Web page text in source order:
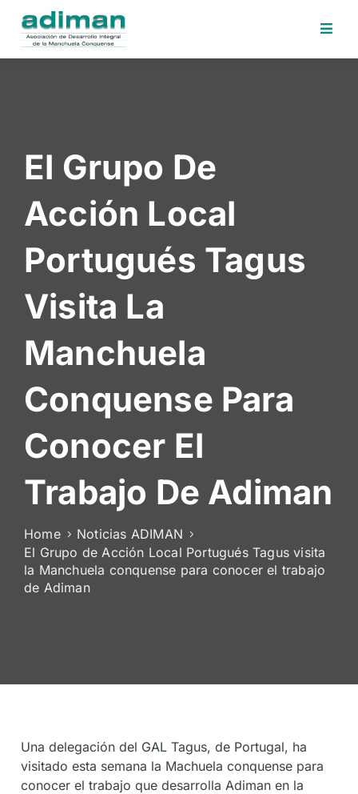
Desafios
Electrónica
Contratante
Noticias
Contacto
Area
Socios
El Grupo De
Acción Local
Portugués Tagus
Visita La
Manchuela
Conquense Para
Conocer El
Trabajo De Adiman
Home
Noticias ADIMAN
El Grupo de Acción Local Portugués Tagus visita
la Manchuela conquense para conocer el trabajo
de Adiman
Una delegación del GAL Tagus, de Portugal, ha
visitado esta semana la Machuela conquense para
conocer el trabajo que desarrolla Adiman en la